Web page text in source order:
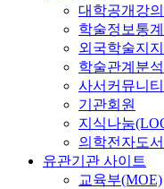
대학공개강
학술정보통
외국학술지
학술관계분
사서커뮤니티
기관회원
지식나눔
의학전자도
유관기관 사이트
교육부(MOE)